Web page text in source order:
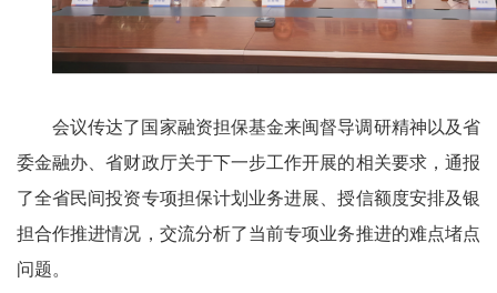
会议传达了国家融资担保基金来闽督导调研精神以及省
委金融办、省财政厅关于下一步工作开展的相关要求，通报
了全省民间投资专项担保计划业务进展、授信额度安排及银
担合作推进情况，交流分析了当前专项业务推进的难点堵点
问题。